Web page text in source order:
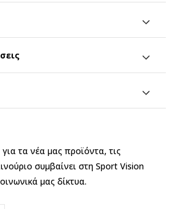
τα νέα μας προϊόντα, τις
συμβαίνει στη Sport Vision
μας δίκτυα.